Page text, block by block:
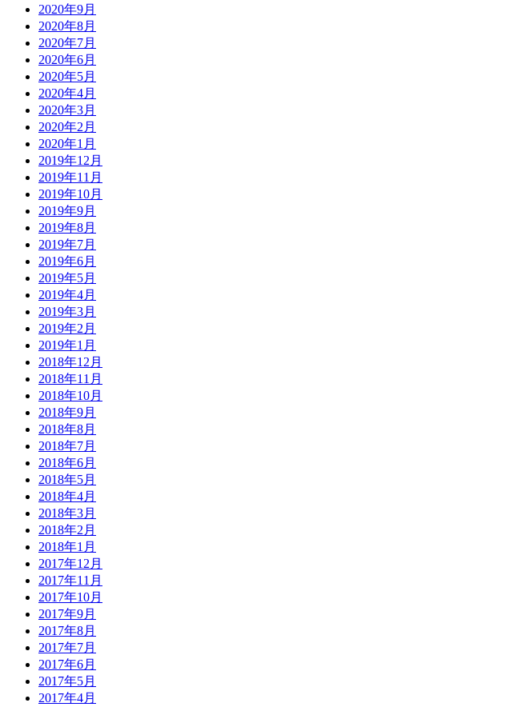
2020年9月
2020年8月
2020年7月
2020年6月
2020年5月
2020年4月
2020年3月
2020年2月
2020年1月
2019年12月
2019年11月
2019年10月
2019年9月
2019年8月
2019年7月
2019年6月
2019年5月
2019年4月
2019年3月
2019年2月
2019年1月
2018年12月
2018年11月
2018年10月
2018年9月
2018年8月
2018年7月
2018年6月
2018年5月
2018年4月
2018年3月
2018年2月
2018年1月
2017年12月
2017年11月
2017年10月
2017年9月
2017年8月
2017年7月
2017年6月
2017年5月
2017年4月